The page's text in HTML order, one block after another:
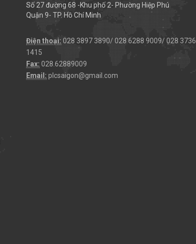
Số 27 đường 68 -Khu phố 2- Phường Hiệp Phú
Quận 9- TP. Hồ Chí Minh
Điện thoại: 028 3897 3890/ 028 6288 9009/ 028 3736
1415
Fax: 028.62889009
Email: plcsaigon@gmail.com